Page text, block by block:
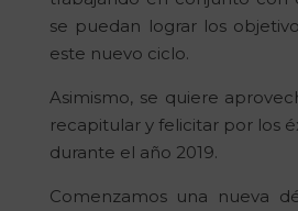
se puedan lograr los
este nuevo ciclo.
Asimismo, se quiere
recapitular y felicitar por los
durante el año 2019.
Comenzamos una nueva